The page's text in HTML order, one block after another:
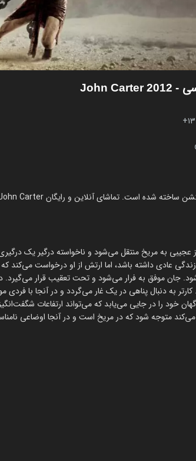
- John Carter 2012
عجیبی به مریخ منتقل می‌شود و ناخواسته درگیر یک
در تلاش است زندگی عادی داشته باشد، اما ارتش از او درخواست
جان موفق به فرار می‌شود و تحت تعقیب قرار می‌گیرد.
به دنبال پناهی در یک غار می‌گردد و در آنجا با
خود را در جایی می‌یابد که می‌تواند ارتفاعات
می‌کند متوجه شود که در مریخ است و در آنجا اوضاعی